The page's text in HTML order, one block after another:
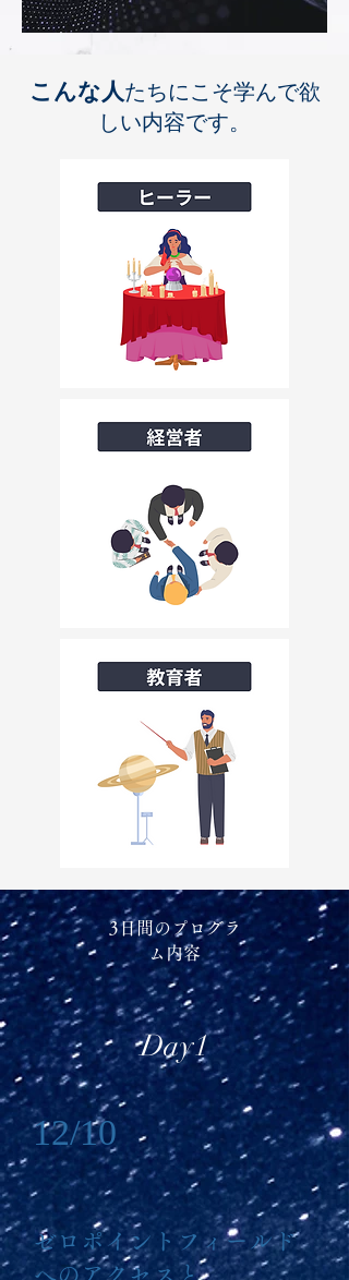
こんな人たちにこそ学んで欲
しい内容です。
​3日間のプログラ
ム内容
Day1
12/10
ゼロポイントフィールド
へのアクセスと